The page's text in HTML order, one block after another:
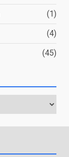
(1)
(4)
(45)